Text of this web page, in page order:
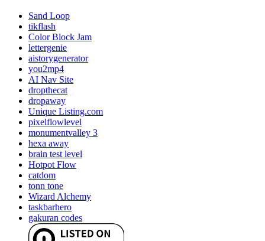
Sand Loop
tikflash
Color Block Jam
lettergenie
aistorygenerator
you2mp4
AI Nav Site
dropthecat
dropaway
Unique Listing.com
pixelflowlevel
monumentvalley 3
hexa away
brain test level
Hotpot Flow
catdom
tonn tone
Wizard Alchemy
taskbarhero
gakuran codes